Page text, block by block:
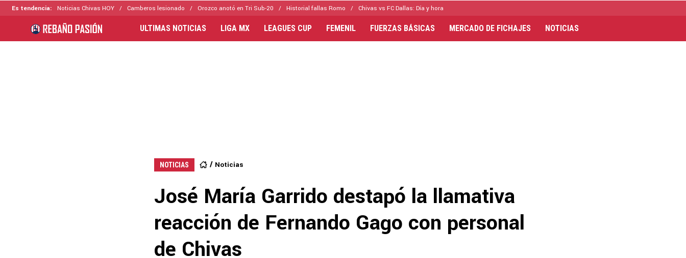
Es tendencia: Noticias Chivas HOY Camberos lesionado Orozco anotó en Tri Sub-20 Historial fallas Romo Chivas vs FC Dallas: Día y hora
ULTIMAS NOTICIAS LIGA MX LEAGUES CUP FEMENIL FUERZAS BÁSICAS MERCADO DE FICHAJES NOTICIAS
NOTICIAS Noticias
José María Garrido destapó la llamativa
reacción de Fernando Gago con personal
de Chivas